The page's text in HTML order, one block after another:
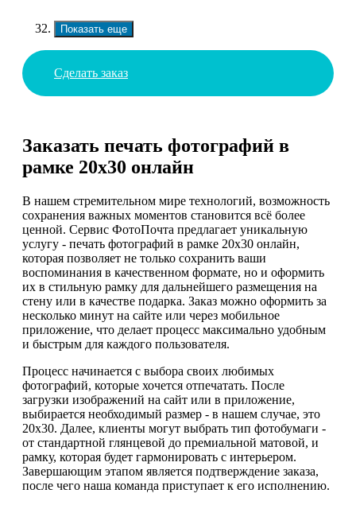
Показать еще
Сделать заказ
Заказать печать фотографий в
рамке 20х30 онлайн
В нашем стремительном мире технологий, возможность
сохранения важных моментов становится всё более
ценной. Сервис ФотоПочта предлагает уникальную
услугу - печать фотографий в рамке 20х30 онлайн,
которая позволяет не только сохранить ваши
воспоминания в качественном формате, но и оформить
их в стильную рамку для дальнейшего размещения на
стену или в качестве подарка. Заказ можно оформить за
несколько минут на сайте или через мобильное
приложение, что делает процесс максимально удобным
и быстрым для каждого пользователя.
Процесс начинается с выбора своих любимых
фотографий, которые хочется отпечатать. После
загрузки изображений на сайт или в приложение,
выбирается необходимый размер - в нашем случае, это
20х30. Далее, клиенты могут выбрать тип фотобумаги -
от стандартной глянцевой до премиальной матовой, и
рамку, которая будет гармонировать с интерьером.
Завершающим этапом является подтверждение заказа,
после чего наша команда приступает к его исполнению.